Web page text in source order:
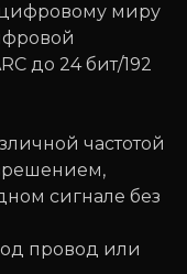
миру
до 24 бит/192
частотой
сигнале без
провод или